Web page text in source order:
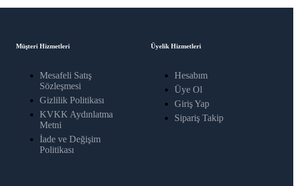
Müşteri Hizmetleri
Mesafeli Satış
Sözleşmesi
Gizlilik Politikası
KVKK Aydınlatma
Metni
İade ve Değişim
Politikası
Üyelik Hizmetleri
Hesabım
Üye Ol
Giriş Yap
Sipariş Takip